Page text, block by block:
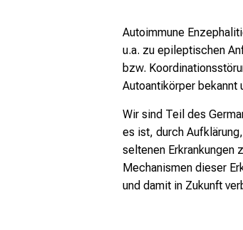
Autoimmune
u.a. zu epileptischen
bzw.
Autoantikörper bekannt
Wir sind Teil des
es ist, durch
seltenen Erkrankungen
Mechanismen dieser
und damit in Zukunft